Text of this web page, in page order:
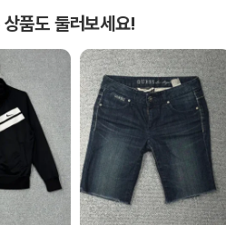
품도 둘러보세요!